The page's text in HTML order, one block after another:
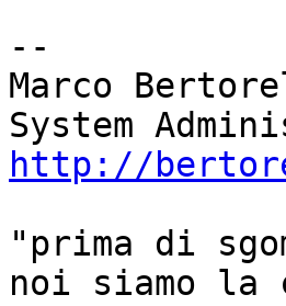
--
Marco
http://
"prima di
noi siamo